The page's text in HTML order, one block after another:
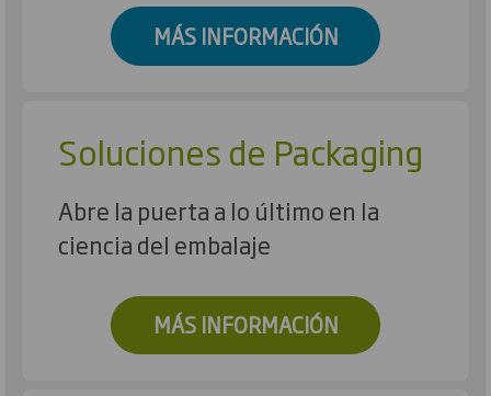
MÁS INFORMACIÓN
Soluciones de Packaging
Abre la puerta a lo último en la
ciencia del embalaje
MÁS INFORMACIÓN